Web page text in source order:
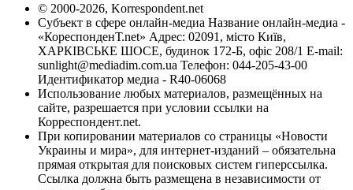
© 2000-2026, Korrespondent.net
Субъект в сфере онлайн-медиа Название онлайн-медиа -
«КореспонденТ.net» Адрес: 02091, місто Київ,
ХАРКІВСЬКЕ ШОСЕ, будинок 172-Б, офіс 208/1 E-mail:
sunlight@mediadim.com.ua Телефон: 044-205-43-00
Идентификатор медиа - R40-06068
Использование любых материалов, размещённых на
сайте, разрешается при условии ссылки на
Корреспондент.net.
При копировании материалов со страницы «Новости
Украины и мира», для интернет-изданий – обязательна
прямая открытая для поисковых систем гиперссылка.
Ссылка должна быть размещена в независимости от